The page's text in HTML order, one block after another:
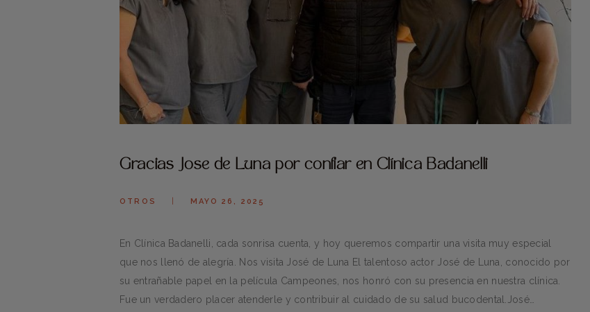
Gracias Jose de Luna por confiar en Clínica Badanelli
OTROS MAYO 26, 2025
En Clínica Badanelli, cada sonrisa cuenta, y hoy queremos compartir una visita muy especial
que nos llenó de alegría. Nos visita José de Luna El talentoso actor José de Luna, conocido por
su entrañable papel en la película Campeones, nos honró con su presencia en nuestra clínica.
Fue un verdadero placer atenderle y contribuir al cuidado de su salud bucodental.José…